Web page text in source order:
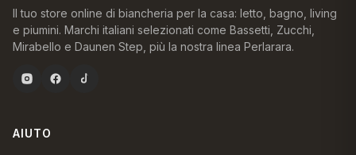
Il tuo store online di biancheria per la casa: letto, bagno, living
e piumini. Marchi italiani selezionati come Bassetti, Zucchi,
Mirabello e Daunen Step, più la nostra linea Perlarara.
AIUTO